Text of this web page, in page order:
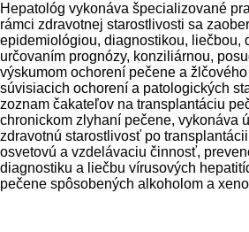
Hepatológ vykonáva špecializované
rámci zdravotnej starostlivosti sa
epidemiológiou, diagnostikou, liečbou,
určovaním prognózy, konziliárnou,
výskumom ochorení pečene a
súvisiacich ochorení a patologických
zoznam čakateľov na transplantáciu
chronickom zlyhaní pečene, vykonáva
zdravotnú starostlivosť po
osvetovú a vzdelávaciu činnosť,
diagnostiku a liečbu vírusových
pečene spôsobených alkoholom a